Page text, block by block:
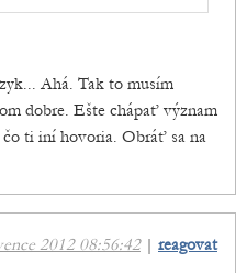
Ahá. Tak to musím
dobre. Ešte chápať význam
ti iní hovoria. Obráť sa na
2012 08:56:42| reagovat